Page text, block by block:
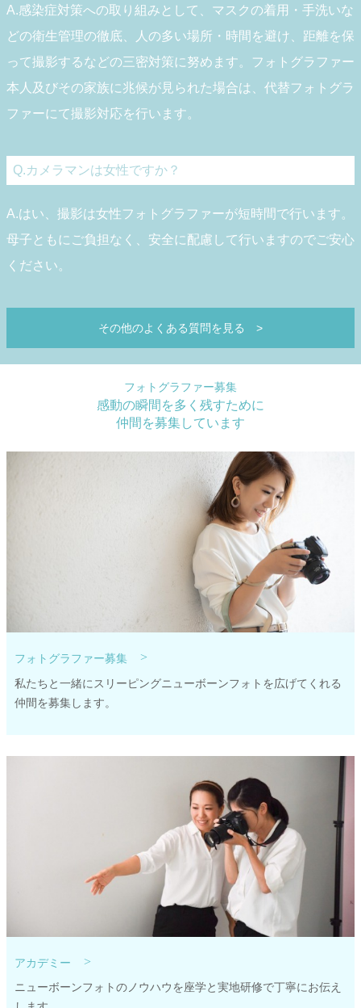
A.感染症対策への取り組みとして、マスクの着用・手洗いな
どの衛生管理の徹底、人の多い場所・時間を避け、距離を保
って撮影するなどの三密対策に努めます。フォトグラファー
本人及びその家族に兆候が見られた場合は、代替フォトグラ
ファーにて撮影対応を行います。
Q.カメラマンは女性ですか？
A.はい、撮影は女性フォトグラファーが短時間で行います。
母子ともにご負担なく、安全に配慮して行いますのでご安心
ください。
その他のよくある質問を見る >
フォトグラファー募集
感動の瞬間を多く残すために
仲間を募集しています
フォトグラファー募集 >
私たちと一緒にスリーピングニューボーンフォトを広げてくれる
仲間を募集します。
アカデミー >
ニューボーンフォトのノウハウを座学と実地研修で丁寧にお伝え